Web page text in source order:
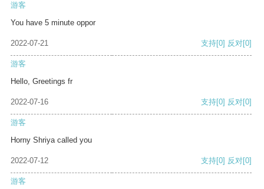
游客
You have 5 minute oppor
2022-07-21 支持[0] 反对[0]
游客
Hello, Greetings fr
2022-07-16 支持[0] 反对[0]
游客
Horny Shriya called you
2022-07-12 支持[0] 反对[0]
游客